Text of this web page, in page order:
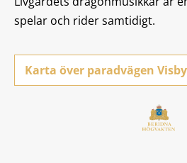
spelar och rider samtidigt.
Karta över paradvägen